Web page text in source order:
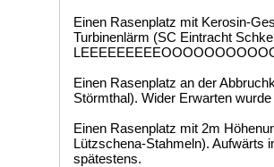
Einen Rasenplatz mit Kerosin-
Turbinenlärm (SC Eintracht
Einen Rasenplatz an der
Störmthal). Wider Erwarten
Einen Rasenplatz mit 2m
Lützschena-Stahmeln). Aufwärts
spätestens.